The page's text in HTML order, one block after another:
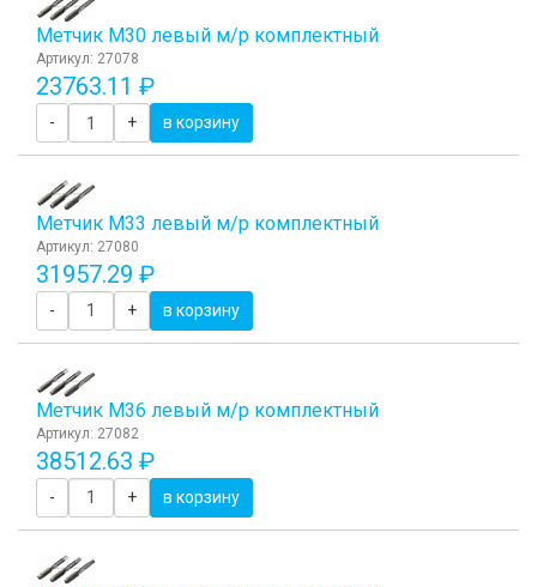
Метчик М30 левый м/р комплектный
Артикул: 27078
23763.11 ₽
- + в корзину
Метчик М33 левый м/р комплектный
Артикул: 27080
31957.29 ₽
- + в корзину
Метчик М36 левый м/р комплектный
Артикул: 27082
38512.63 ₽
- + в корзину